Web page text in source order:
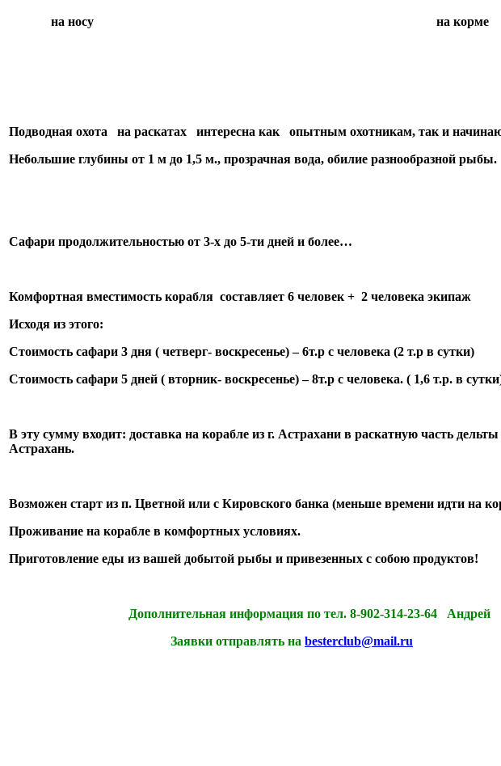
на носу на корме
Подводная охота на раскатах интересна как опытным охотникам, так и
Небольшие глубины от 1 м до 1,5 м., прозрачная вода, обилие разнообразной рыбы.
Сафари продолжительностью от 3-х до 5-ти дней и более…
Комфортная вместимость корабля составляет 6 человек + 2 человека экипаж
Исходя из этого:
Стоимость сафари 3 дня ( четверг- воскресенье) – 6т.р с человека (2 т.р в сутки)
Стоимость сафари 5 дней ( вторник- воскресенье) – 8т.р с человека. ( 1,6 т.р. в
В эту сумму входит: доставка на корабле из г. Астрахани в раскатную часть
Астрахань.
Возможен старт из п. Цветной или с Кировского банка (меньше времени идти на
Проживание на корабле в комфортных условиях.
Приготовление еды из вашей добытой рыбы и привезенных с собою продуктов!
Дополнительная информация по тел. 8-902-314-23-64 Андрей
Заявки отправлять на besterclub@mail.ru